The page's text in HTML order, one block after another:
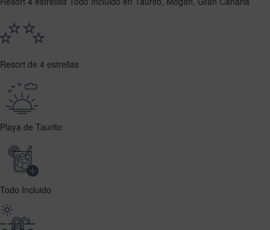
Resort de 4 estrellas
Playa de Taurito
Todo Incluido